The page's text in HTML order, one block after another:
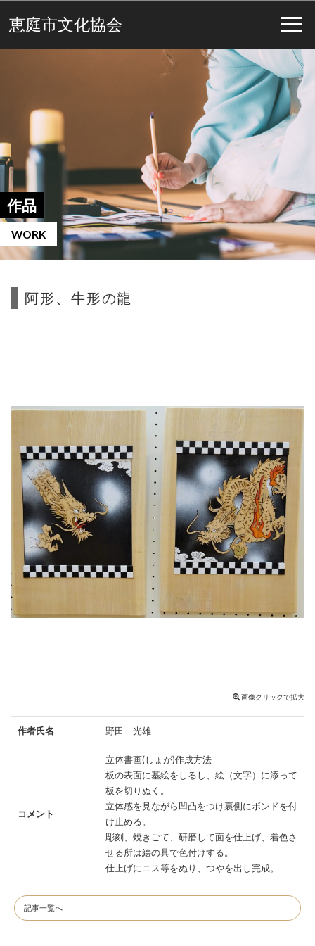
恵庭市文化協会
作品
WORK
阿形、牛形の龍
画像クリックで拡大
作者氏名 野田 光雄
コメント
立体書画(しょが)作成方法
板の表面に基絵をしるし、絵（文字）に添って
板を切りぬく。
立体感を見ながら凹凸をつけ裏側にボンドを付
け止める。
彫刻、焼きごて、研磨して面を仕上げ、着色さ
せる所は絵の具で色付けする。
仕上げにニス等をぬり、つやを出し完成。
記事一覧へ